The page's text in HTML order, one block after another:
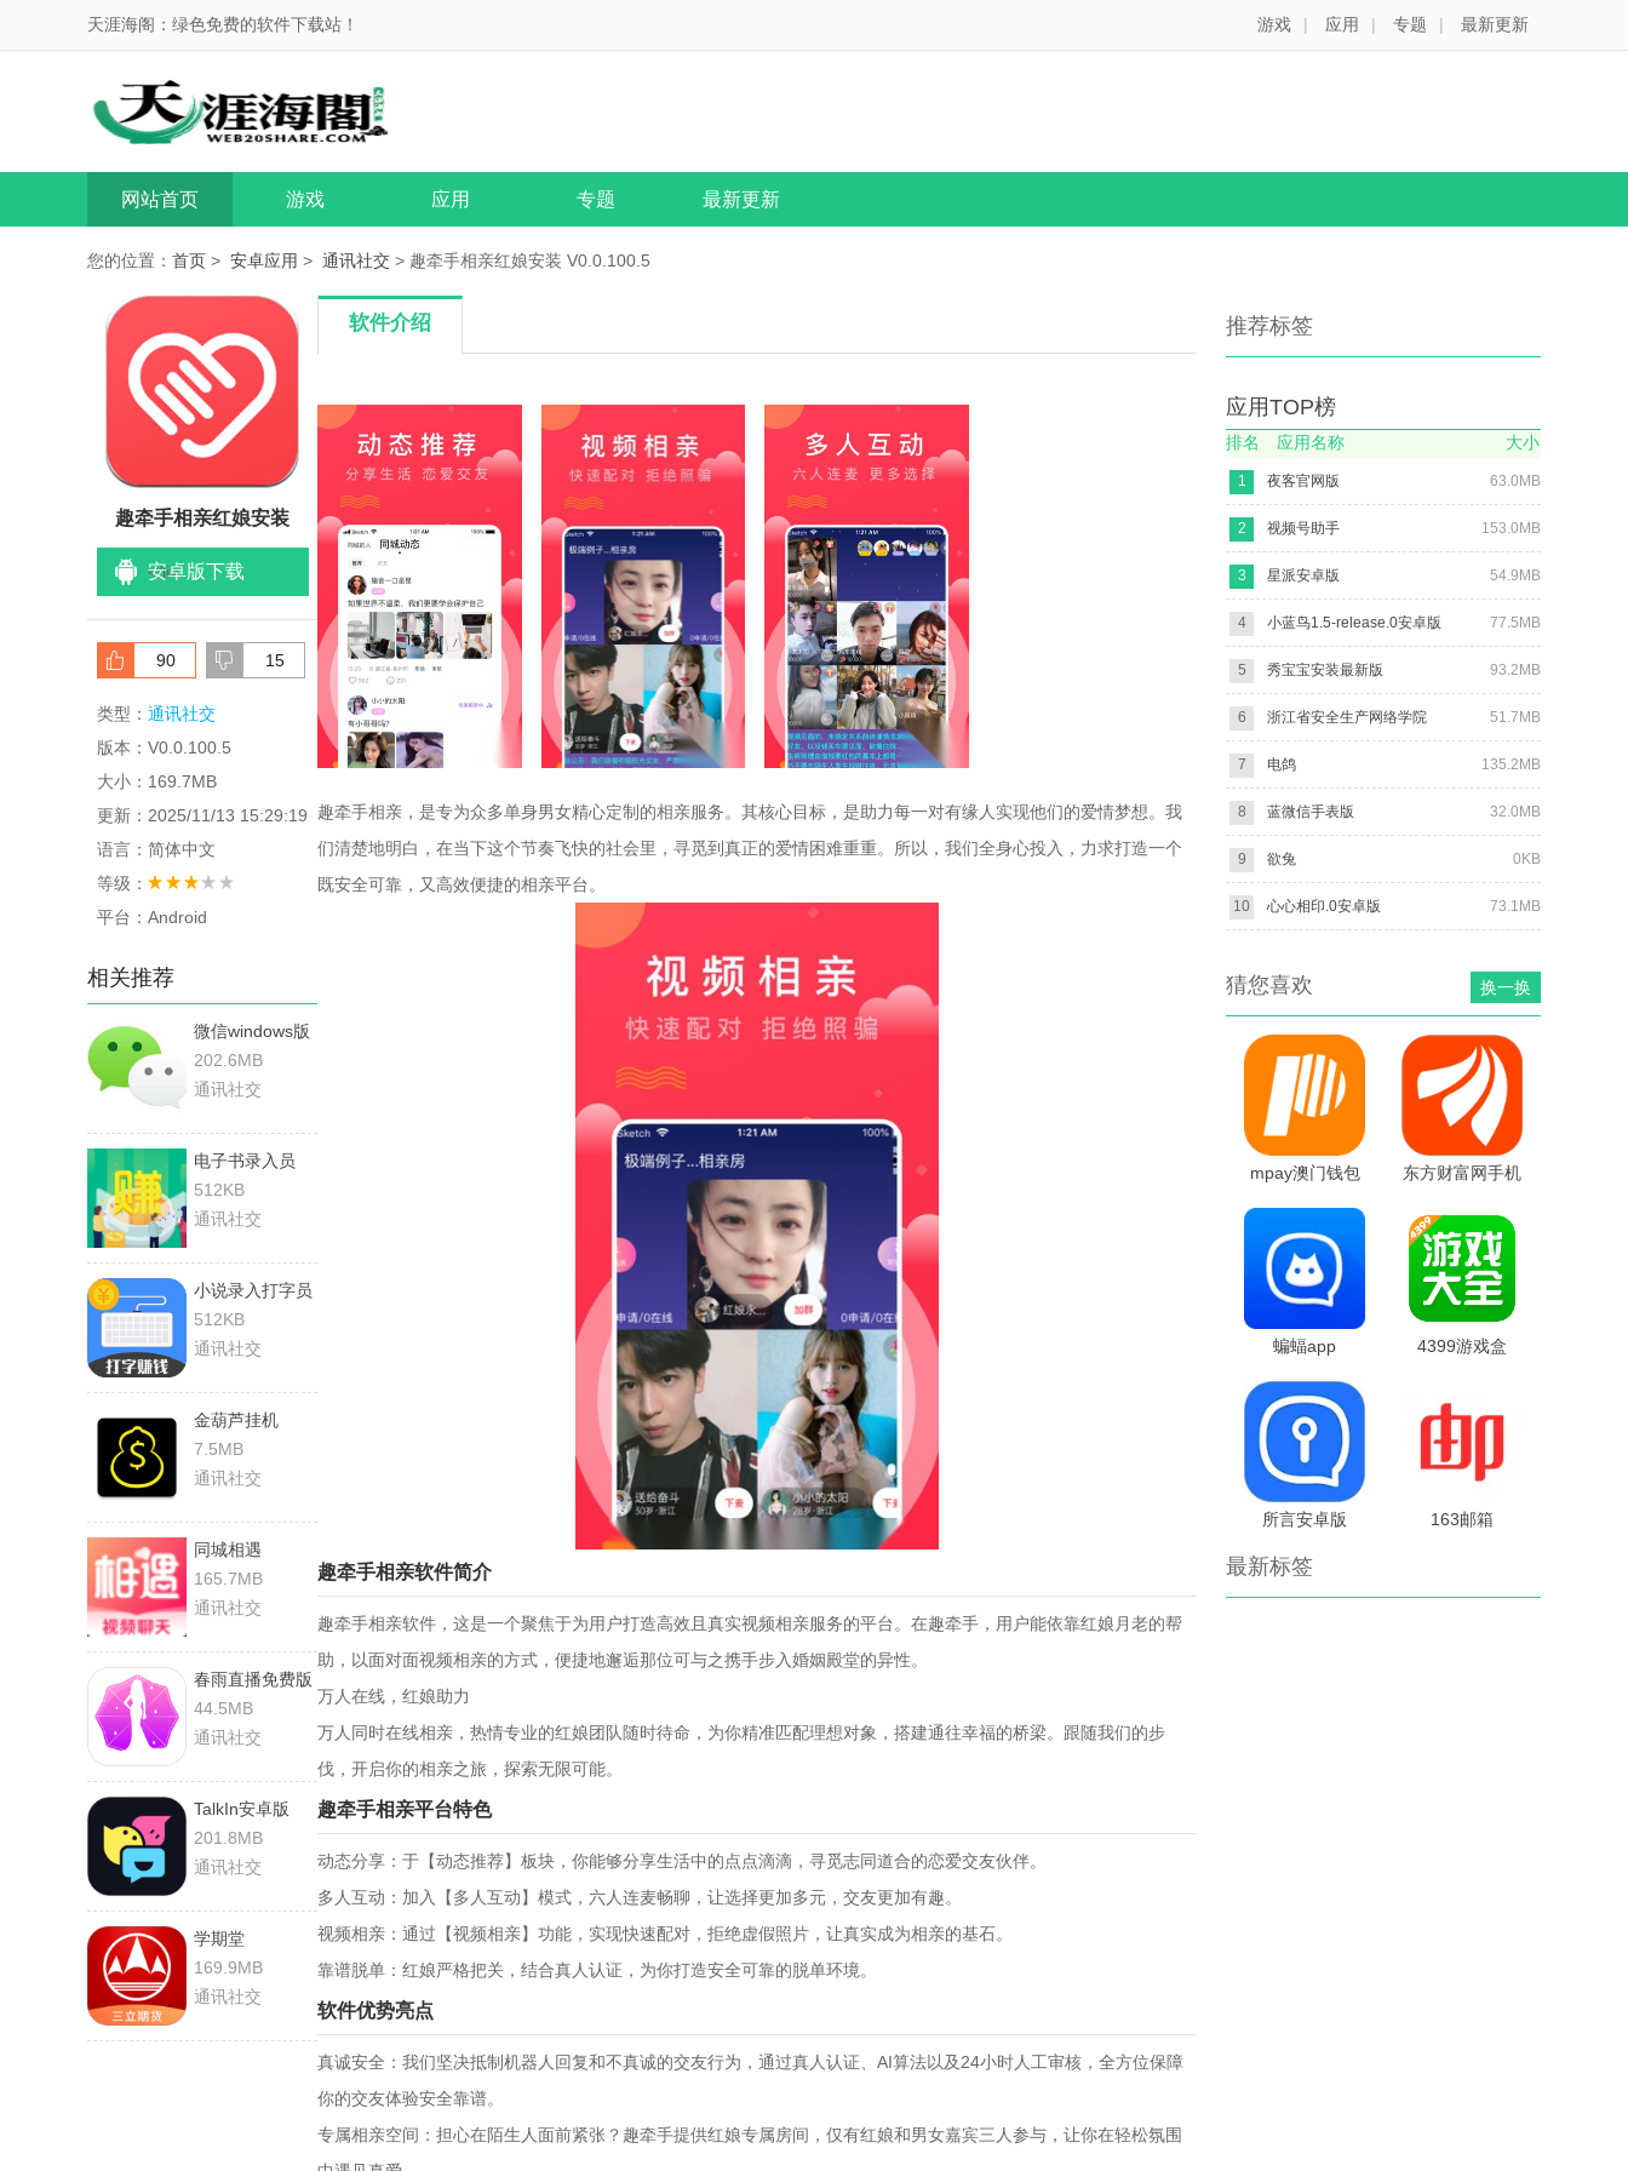
天涯海阁：绿色免费的软件下载站！ 游戏 | 应用 | 专题 | 最新更新
网站首页 游戏 应用 专题 最新更新
您的位置： 首页 > 安卓应用 > 通讯社交 > 趣牵手相亲红娘安装 V0.0.100.5
趣牵手相亲红娘安装
安卓版下载
</li>
90 15
类型： 通讯社交
版本：V0.0.100.5
大小：169.7MB
更新：2025/11/13 15:29:19
语言：简体中文
等级：
平台：Android
相关推荐
微信windows版
202.6MB
通讯社交
电子书录入员
512KB
通讯社交
小说录入打字员
512KB
通讯社交
金葫芦挂机
7.5MB
通讯社交
同城相遇
165.7MB
通讯社交
春雨直播免费版
44.5MB
通讯社交
TalkIn安卓版
201.8MB
通讯社交
学期堂
169.9MB
通讯社交
软件介绍
趣牵手相亲，是专为众多单身男女精心定制的相亲服务。其核心目标，是助力每一对有缘人实现他们的爱情梦想。我
们清楚地明白，在当下这个节奏飞快的社会里，寻觅到真正的爱情困难重重。所以，我们全身心投入，力求打造一个
既安全可靠，又高效便捷的相亲平台。
‌趣牵手相亲软件简介‌
趣牵手相亲软件，这是一个聚焦于为用户打造高效且真实视频相亲服务的平台。在趣牵手，用户能依靠红娘月老的帮
助，以面对面视频相亲的方式，便捷地邂逅那位可与之携手步入婚姻殿堂的异性。
‌万人在线，红娘助力‌
万人同时在线相亲，热情专业的红娘团队随时待命，为你精准匹配理想对象，搭建通往幸福的桥梁。跟随我们的步
伐，开启你的相亲之旅，探索无限可能。
‌趣牵手相亲平台特色‌
动态分享：于【动态推荐】板块，你能够分享生活中的点点滴滴，寻觅志同道合的恋爱交友伙伴。
‌多人互动‌：加入【多人互动】模式，六人连麦畅聊，让选择更加多元，交友更加有趣。
‌视频相亲‌：通过【视频相亲】功能，实现快速配对，拒绝虚假照片，让真实成为相亲的基石。
‌靠谱脱单‌：红娘严格把关，结合真人认证，为你打造安全可靠的脱单环境。
‌软件优势亮点‌
‌真诚安全‌：我们坚决抵制机器人回复和不真诚的交友行为，通过真人认证、AI算法以及24小时人工审核，全方位保障
你的交友体验安全靠谱。
‌专属相亲空间‌：担心在陌生人面前紧张？趣牵手提供红娘专属房间，仅有红娘和男女嘉宾三人参与，让你在轻松氛围
推荐标签
应用TOP榜
排名 应用名称 大小
1 63.0MB
夜客官网版
2 153.0MB
视频号助手
3 54.9MB
星派安卓版
4 77.5MB
小蓝鸟1.5-release.0安卓版
5 93.2MB
秀宝宝安装最新版
6 51.7MB
浙江省安全生产网络学院
7 135.2MB
电鸽
8 32.0MB
蓝微信手表版
9 0KB
欲兔
10 73.1MB
心心相印.0安卓版
换一换
猜您喜欢
mpay澳门钱包
东方财富网手机
蝙蝠app 4399游戏盒
所言安卓版 163邮箱
最新标签